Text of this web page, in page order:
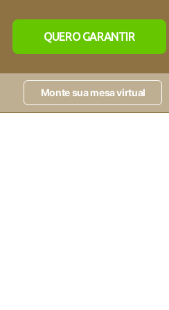
QUERO GARANTIR
Monte sua mesa virtual